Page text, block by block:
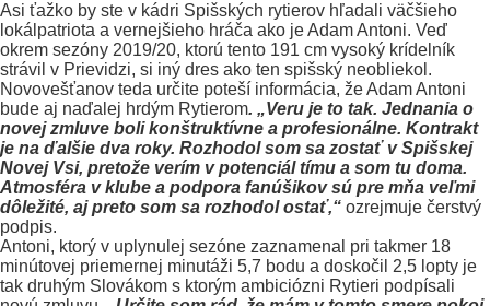
Asi ťažko by ste v kádri Spišských rytierov hľadali väčšieho
lokálpatriota a vernejšieho hráča ako je Adam Antoni. Veď
okrem sezóny 2019/20, ktorú tento 191 cm vysoký krídelník
strávil v Prievidzi, si iný dres ako ten spišský neobliekol.
Novovešťanov teda určite poteší informácia, že Adam Antoni
bude aj naďalej hrdým Rytierom. „Veru je to tak. Jednania o
novej zmluve boli konštruktívne a profesionálne. Kontrakt
je na ďalšie dva roky. Rozhodol som sa zostať v Spišskej
Novej Vsi, pretože verím v potenciál tímu a som tu doma.
Atmosféra v klube a podpora fanúšikov sú pre mňa veľmi
dôležité, aj preto som sa rozhodol ostať,“ ozrejmuje čerstvý
podpis.
Antoni, ktorý v uplynulej sezóne zaznamenal pri takmer 18
minútovej priemernej minutáži 5,7 bodu a doskočil 2,5 lopty je
tak druhým Slovákom s ktorým ambiciózni Rytieri podpísali